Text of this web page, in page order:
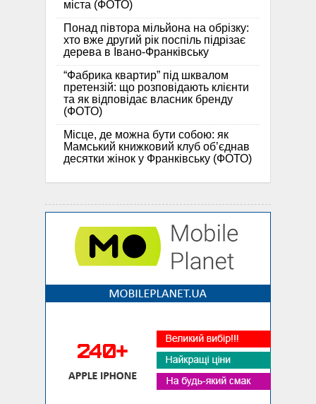
міста (ФОТО)
Понад півтора мільйона на обрізку:
хто вже другий рік поспіль підрізає
дерева в Івано-Франківську
“Фабрика квартир” під шквалом
претензій: що розповідають клієнти
та як відповідає власник бренду
(ФОТО)
Місце, де можна бути собою: як
Мамський книжковий клуб об’єднав
десятки жінок у Франківську (ФОТО)